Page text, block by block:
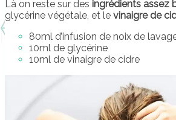
Là on reste sur des ingrédients assez
glycérine végétale, et le vinaigre de
80ml d’infusion de noix de
10ml de glycérine
10ml de vinaigre de cidre